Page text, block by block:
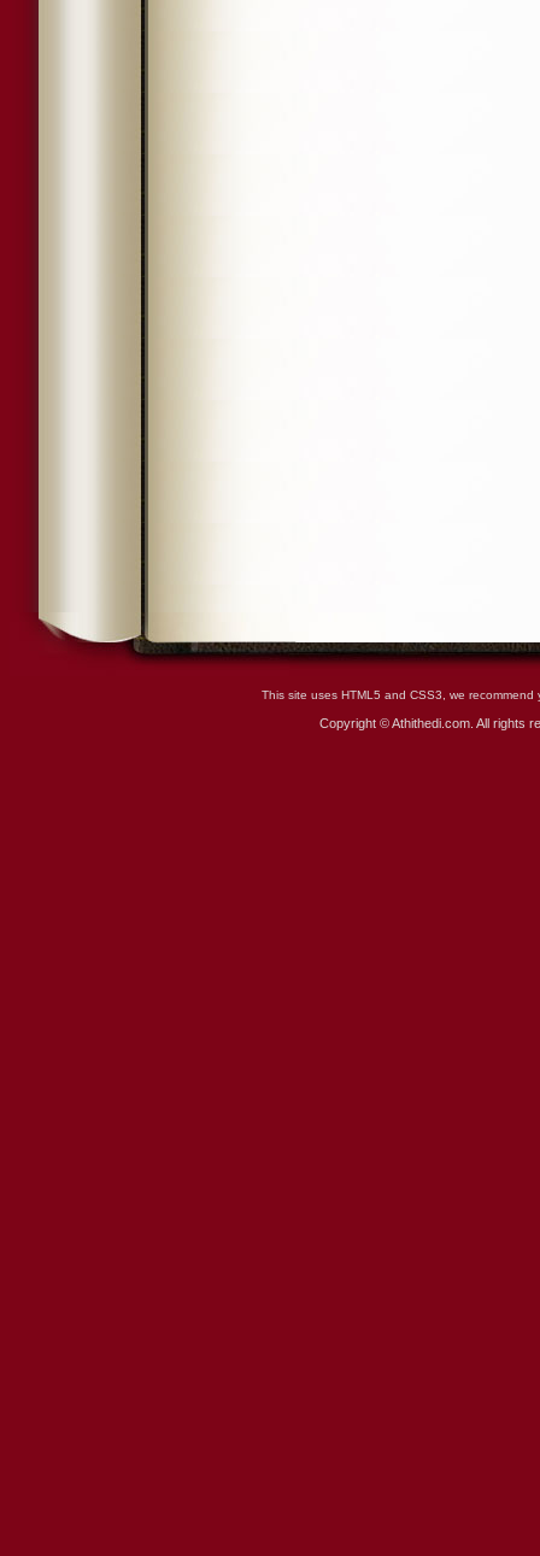
This site uses HTML5 and CSS3, we
Copyright © Athithedi.com. All rights